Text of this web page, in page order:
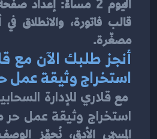
مصغّرة.
استخراج وثيقة عمل
مع قلاري للإدارة
استخراج وثيقة عمل حر